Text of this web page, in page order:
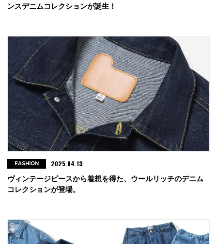
ンスデニムコレクションが誕生！
ヴィンテージピースから着想を得た、ウールリッチのデニム
コレクションが登場。
FASHION 2025.04.13